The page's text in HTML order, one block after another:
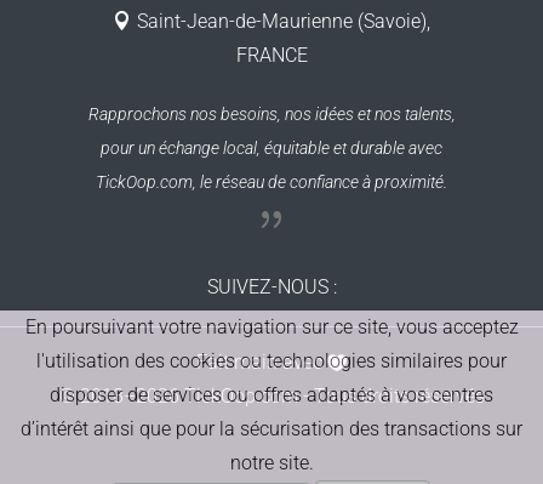
Saint-Jean-de-Maurienne (Savoie),
FRANCE
Rapprochons nos besoins, nos idées et nos talents,
pour un échange local, équitable et durableavec
TickOop.com, le réseau de confiance à proximité.
SUIVEZ-NOUS :
Fait main avec
© 2018–2026 TickOop.com - Tous droits réservés
En poursuivant votre navigation sur ce site, vous acceptez
l'utilisation des cookies ou technologies similaires pour
disposer de services ou offres adaptés à vos centres
d’intérêt ainsi que pour la sécurisation des transactions sur
notre site.